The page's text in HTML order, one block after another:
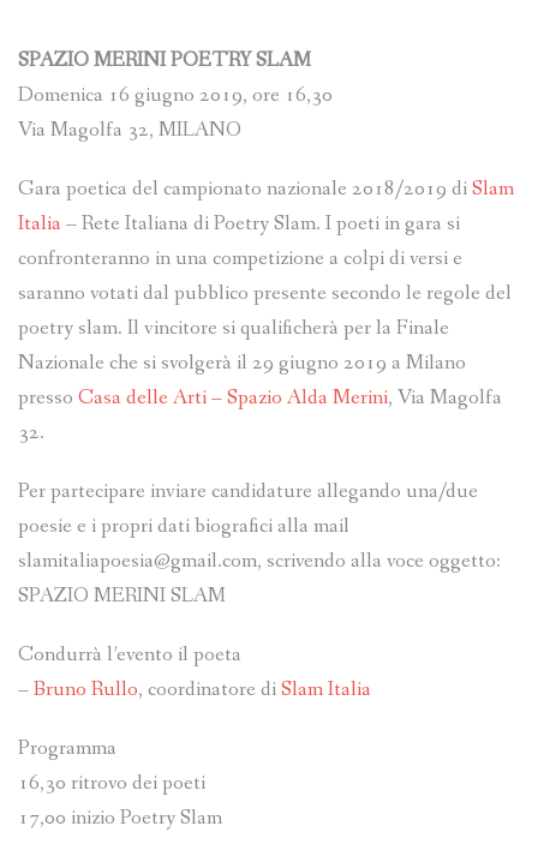
SPAZIO MERINI POETRY SLAM
Domenica 16 giugno 2019, ore 16,30
Via Magolfa 32, MILANO
Gara poetica del campionato nazionale 2018/2019 diSlam
Italia – Rete Italiana di Poetry Slam. I poeti in gara si
confronteranno in una competizione a colpi di versi e
saranno votati dal pubblico presente secondo le regole del
poetry slam. Il vincitore si qualificherà per la Finale
Nazionale che si svolgerà il 29 giugno 2019 a Milano
presso Casa delle Arti – Spazio Alda Merini, Via Magolfa
32.
Per partecipare inviare candidature allegando una/due
poesie e i propri dati biografici alla mail
slamitaliapoesia@gmail.com, scrivendo alla voce oggetto:
SPAZIO MERINI SLAM
Condurrà l’evento il poeta
–Bruno Rullo, coordinatore diSlam Italia
Programma
16,30 ritrovo dei poeti
17,00 inizio Poetry Slam